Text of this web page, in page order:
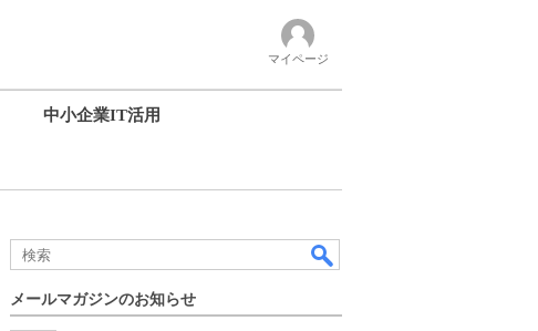
マイページ
中小企業IT活用
メールマガジンのお知らせ